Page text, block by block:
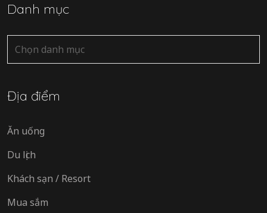
Danh mục
Danh
mục
Địa điểm
Ăn uống
Du lịch
Khách sạn / Resort
Mua sắm